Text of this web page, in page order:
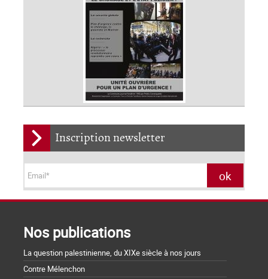
Inscription newsletter
Nos publications
La question palestinienne, du XIXe siècle à nos jours
Contre Mélenchon